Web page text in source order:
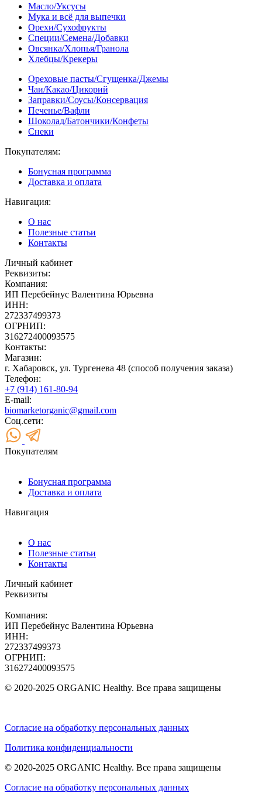
Масло/Уксусы
Мука и всё для выпечки
Орехи/Сухофрукты
Специи/Семена/Добавки
Овсянка/Хлопья/Гранола
Хлебцы/Крекеры
Ореховые пасты/Сгущенка/Джемы
Чаи/Какао/Цикорий
Заправки/Соусы/Консервация
Печенье/Вафли
Шоколад/Батончики/Конфеты
Снеки
Покупателям:
Бонусная программа
Доставка и оплата
Навигация:
О нас
Полезные статьи
Контакты
Личный кабинет
Реквизиты:
Компания:
ИП Перебейнус Валентина Юрьевна
ИНН:
272337499373
ОГРНИП:
316272400093575
Контакты:
Магазин:
г. Хабаровск, ул. Тургенева 48 (способ получения заказа)
Телефон:
+7 (914) 161-80-94
E-mail:
biomarketorganic@gmail.com
Соц.сети:
Покупателям
Бонусная программа
Доставка и оплата
Навигация
О нас
Полезные статьи
Контакты
Личный кабинет
Реквизиты
Компания:
ИП Перебейнус Валентина Юрьевна
ИНН:
272337499373
ОГРНИП:
316272400093575
© 2020-2025 ORGANIC Healthy. Все права защищены
Согласие на обработку персональных данных
Политика конфиденциальности
© 2020-2025 ORGANIC Healthy. Все права защищены
Согласие на обработку персональных данных